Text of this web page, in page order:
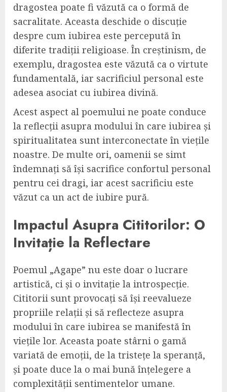
dragostea poate fi văzută ca o formă de
sacralitate. Aceasta deschide o discuție
despre cum iubirea este percepută în
diferite tradiții religioase. În creștinism, de
exemplu, dragostea este văzută ca o virtute
fundamentală, iar sacrificiul personal este
adesea asociat cu iubirea divină.
Acest aspect al poemului ne poate conduce
la reflecții asupra modului în care iubirea și
spiritualitatea sunt interconectate în viețile
noastre. De multe ori, oamenii se simt
îndemnați să își sacrifice confortul personal
pentru cei dragi, iar acest sacrificiu este
văzut ca un act de iubire pură.
Impactul Asupra Cititorilor: O
Invitație la Reflectare
Poemul „Agape” nu este doar o lucrare
artistică, ci și o invitație la introspecție.
Cititorii sunt provocați să își reevalueze
propriile relații și să reflecteze asupra
modului în care iubirea se manifestă în
viețile lor. Aceasta poate stârni o gamă
variată de emoții, de la tristețe la speranță,
și poate duce la o mai bună înțelegere a
complexității sentimentelor umane.